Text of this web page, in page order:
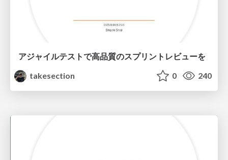
アジャイルテストで高品質のスプリントレビューを
takesection
0 240